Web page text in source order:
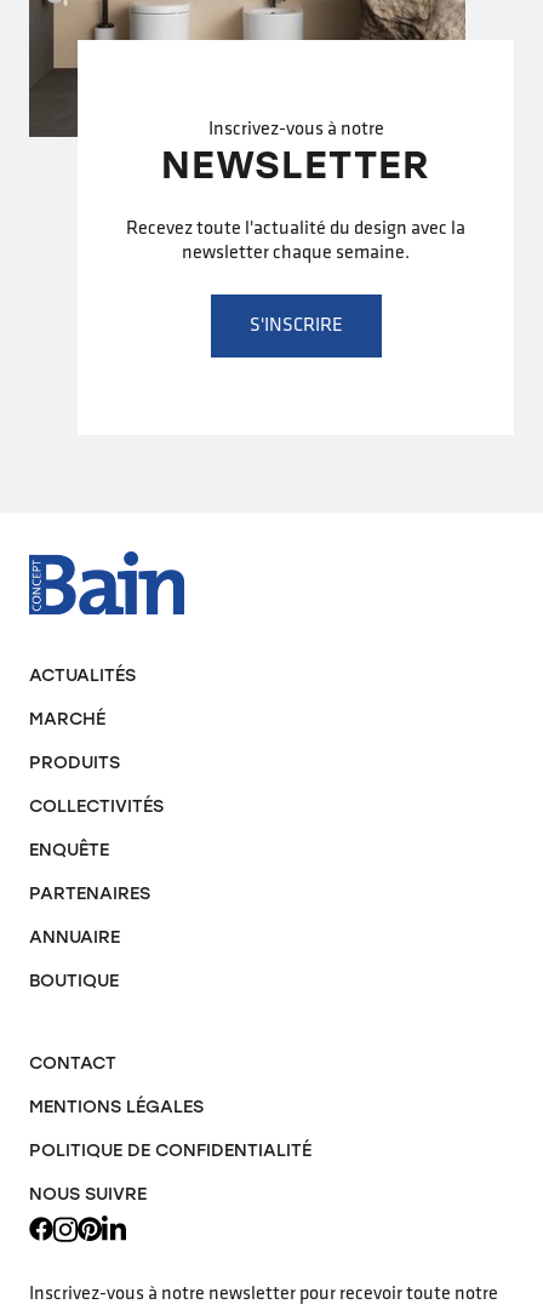
Inscrivez-vous à notre
NEWSLETTER
Recevez toute l'actualité du design avec la
newsletter chaque semaine.
S'INSCRIRE
ACTUALITÉS
MARCHÉ
PRODUITS
COLLECTIVITÉS
ENQUÊTE
PARTENAIRES
ANNUAIRE
BOUTIQUE
CONTACT
MENTIONS LÉGALES
POLITIQUE DE CONFIDENTIALITÉ
NOUS SUIVRE
Inscrivez-vous à notre newsletter pour recevoir toute notre